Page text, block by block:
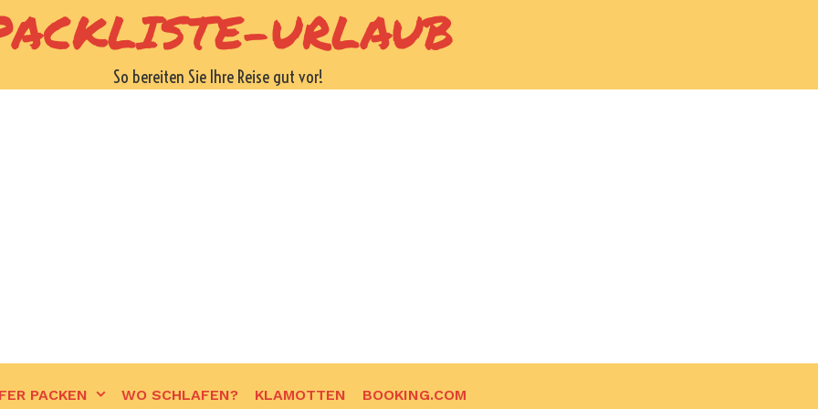
URLAUB
So bereiten Sie Ihre Reise gut vor!
PACKEN WO SCHLAFEN? KLAMOTTEN BOOKING.COM